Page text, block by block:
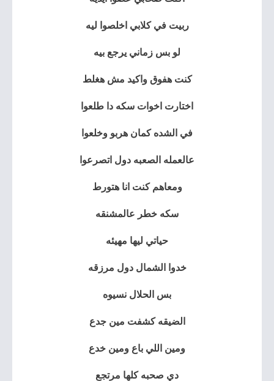
ربيت في كلابي اخلصوا ليه
لو بس زماني يرجع بيه
كنت هفوق واكيد مش هغلط
اختارت اخوات سكه دا طلعوا
في الشده كمان هربو وخلعوا
عالعمله الصعبه دول اتصرعوا
ومعاهم كنت انا هتورط
سكه خطر عالمشنقه
حياتي ليها مهيئه
خدوا الشمال دول مرزقه
بس الحلال نسيوه
الضيقه كشفت مين جدع
ومين اللي باع ومين خدع
دي صحبه كلها مرتجع